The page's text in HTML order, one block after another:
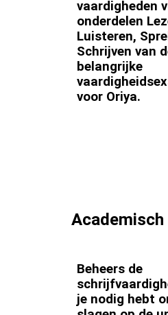
vaardigheden
onderdelen
Luisteren,
Schrijven van
belangrijke
voor Oriya.
Beheers de
je nodig hebt